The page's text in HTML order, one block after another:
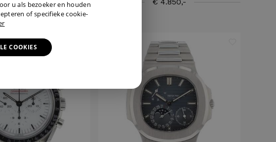
u als bezoeker en houden
of specifieke cookie-
COOKIES